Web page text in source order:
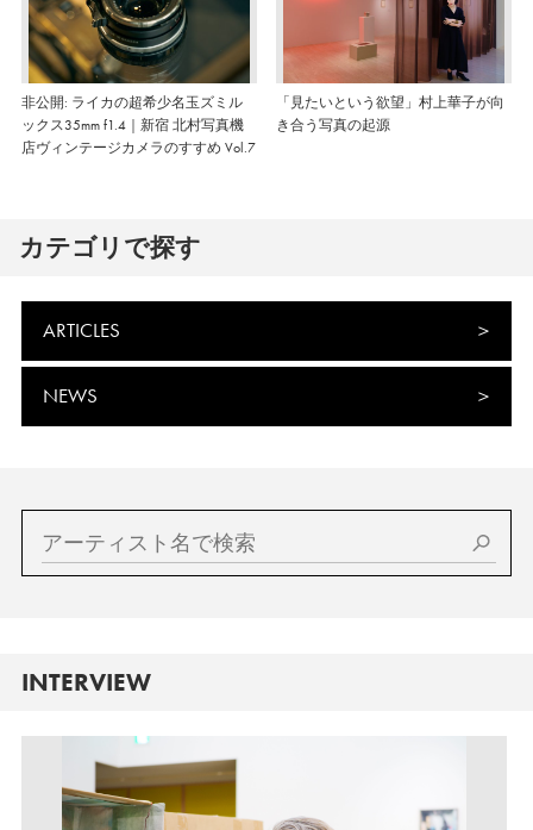
非公開: ライカの超希少名玉ズミル
ックス35mm f1.4｜新宿 北村写真機
店ヴィンテージカメラのすすめ Vol.7
「見たいという欲望」村上華子が向
き合う写真の起源
カテゴリで探す
ARTICLES
NEWS
INTERVIEW